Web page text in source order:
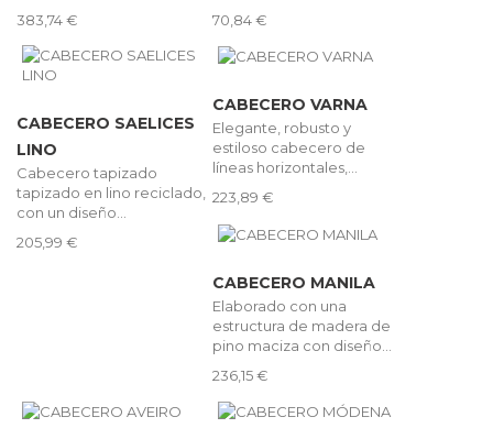
383,74 €
70,84 €
CABECERO SAELICES
LINO
Cabecero tapizado
tapizado en lino reciclado,
con un diseño...
205,99 €
CABECERO VARNA
Elegante, robusto y
estiloso cabecero de
líneas horizontales,...
223,89 €
CABECERO MANILA
Elaborado con una
estructura de madera de
pino maciza con diseño...
236,15 €